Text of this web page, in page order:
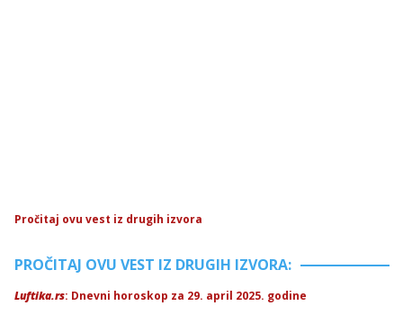
Pročitaj ovu vest iz drugih izvora
PROČITAJ OVU VEST IZ DRUGIH IZVORA:
Luftika.rs: Dnevni horoskop za 29. april 2025. godine